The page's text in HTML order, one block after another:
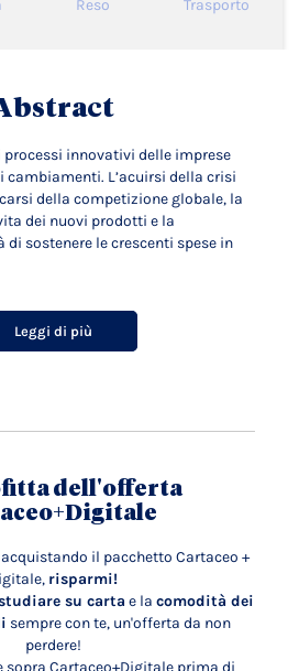
Reso Trasporto
processi innovativi delle imprese
L’acuirsi della crisi
della competizione globale, la
dei nuovi prodotti e la
sostenere le crescenti spese in
Leggi di più
dell'offerta
il pacchetto Cartaceo +
risparmi!
su carta e la comodità dei
sempre con te, un'offerta da non
perdere!
sopra Cartaceo+Digitale prima di